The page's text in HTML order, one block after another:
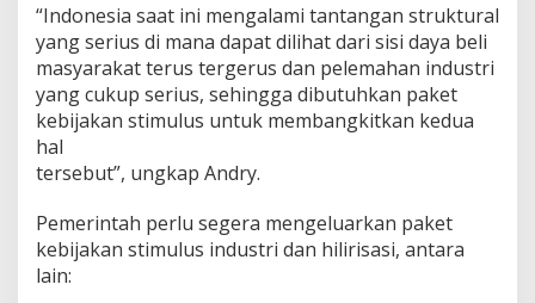
“Indonesia saat ini mengalami tantangan struktural
yang serius di mana dapat dilihat dari sisi daya beli
masyarakat terus tergerus dan pelemahan industri
yang cukup serius, sehingga dibutuhkan paket
kebijakan stimulus untuk membangkitkan kedua
hal
tersebut”, ungkap Andry.
Pemerintah perlu segera mengeluarkan paket
kebijakan stimulus industri dan hilirisasi, antara
lain: